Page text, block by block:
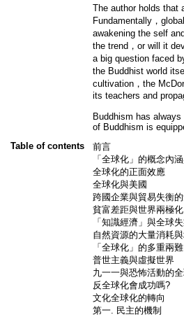
The author holds that
Fundamentally，
awakening the self
the trend，or will it
a big question faced
the Buddhist world
cultivation，the
its teachers and
Buddhism has
of Buddhism is
Table of contents
前言
「全球化」的概念內
全球化的正面效應
全球化與美國
跨國企業與貿易失衡
貧富差距與世界兩極化
「知識經濟」與全球
自然資源的大量消耗
「全球化」的多重兩難
普世主義與虛擬世界
九一一與恐怖活動的
反全球化會成功嗎?
文化全球化的轉向
第一. 民主的機制